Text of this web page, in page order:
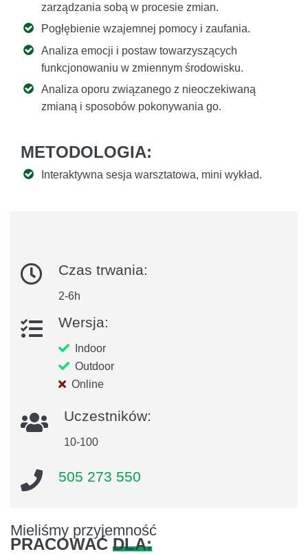
zarządzania sobą w procesie zmian.
Pogłębienie wzajemnej pomocy i zaufania.
Analiza emocji i postaw towarzyszących
funkcjonowaniu w zmiennym środowisku.
Analiza oporu związanego z nieoczekiwaną
zmianą i sposobów pokonywania go.
METODOLOGIA:
Interaktywna sesja warsztatowa, mini wykład.
Czas trwania:
2-6h
Wersja:
Indoor
Outdoor
Online
Uczestników:
10-100
505 273 550
Mieliśmy przyjemność
PRACOWAĆ DLA: